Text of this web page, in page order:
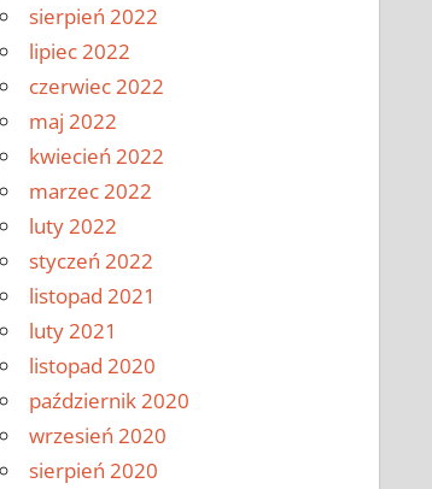
sierpień 2022
lipiec 2022
czerwiec 2022
maj 2022
kwiecień 2022
marzec 2022
luty 2022
styczeń 2022
listopad 2021
luty 2021
listopad 2020
październik 2020
wrzesień 2020
sierpień 2020